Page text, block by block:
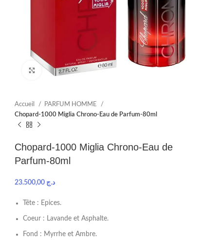
Click to enlarge
Accueil
PARFUM HOMME
Chopard-1000 Miglia Chrono-Eau de Parfum-80ml
Chopard-1000 Miglia Chrono-Eau de
Parfum-80ml
د.ج
Tête : Epices.
Coeur : Lavande et Asphalte.
Fond : Myrrhe et Ambre.